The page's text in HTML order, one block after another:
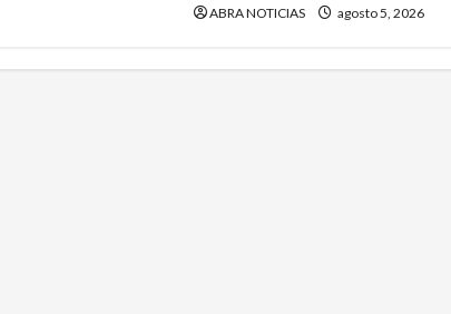
ABRA NOTICIAS agosto 5, 2026